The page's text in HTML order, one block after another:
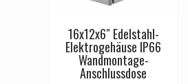
16x12x6″ Edelstahl-
Elektrogehäuse IP66
Wandmontage-
Anschlussdose